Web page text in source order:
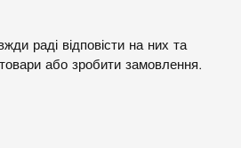
раді відповісти на них та
або зробити замовлення.